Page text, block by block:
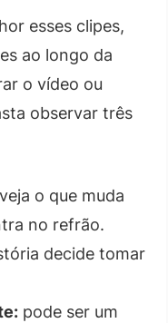
esses clipes,
ao longo da
o vídeo ou
observar três
veja o que muda
no refrão.
decide tomar
pode ser um